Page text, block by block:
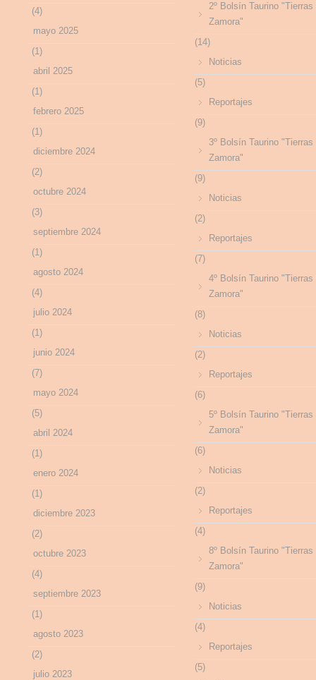
(4)
mayo 2025
(1)
abril 2025
(1)
febrero 2025
(1)
diciembre 2024
(2)
octubre 2024
(3)
septiembre 2024
(1)
agosto 2024
(4)
julio 2024
(1)
junio 2024
(7)
mayo 2024
(5)
abril 2024
(1)
enero 2024
(1)
diciembre 2023
(2)
octubre 2023
(4)
septiembre 2023
(1)
agosto 2023
(2)
julio 2023
2º Bolsín Taurino "Tierras
Zamora"
(14)
Noticias
(5)
Reportajes
(9)
3º Bolsín Taurino "Tierras
Zamora"
(9)
Noticias
(2)
Reportajes
(7)
4º Bolsín Taurino "Tierras
Zamora"
(8)
Noticias
(2)
Reportajes
(6)
5º Bolsín Taurino "Tierras
Zamora"
(6)
Noticias
(2)
Reportajes
(4)
8º Bolsín Taurino "Tierras
Zamora"
(9)
Noticias
(4)
Reportajes
(5)